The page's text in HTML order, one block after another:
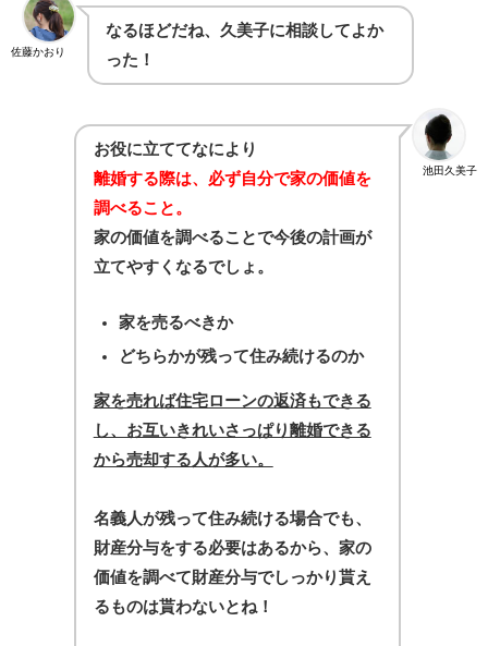
佐藤かおり
なるほどだね、久美子に相談してよか
った！
池田久美子
お役に立ててなにより
離婚する際は、必ず自分で家の価値を
調べること。
家の価値を調べることで今後の計画が
立てやすくなるでしょ。
家を売るべきか
どちらかが残って住み続けるのか
家を売れば住宅ローンの返済もできる
し、お互いきれいさっぱり離婚できる
から売却する人が多い。
名義人が残って住み続ける場合でも、
財産分与をする必要はあるから、家の
価値を調べて財産分与でしっかり貰え
るものは貰わないとね！